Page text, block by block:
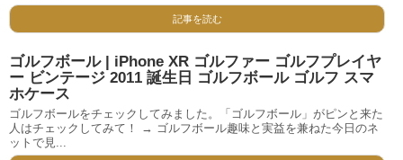
記事を読む
ゴルフボール | iPhone XR ゴルファー ゴルフプレイヤ
ー ビンテージ 2011 誕生日 ゴルフボール ゴルフ スマ
ホケース
ゴルフボールをチェックしてみました。「ゴルフボール」がピンと来た
人はチェックしてみて！ → ゴルフボール趣味と実益を兼ねた今日のネ
ットで見...